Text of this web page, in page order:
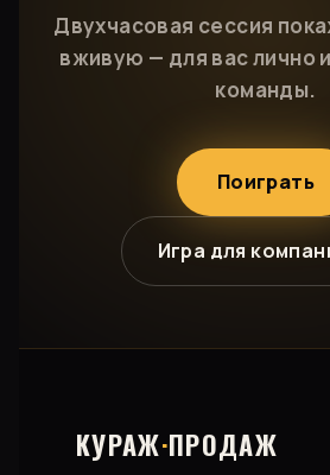
Двухчасовая сессия
вживую — для вас лично
команды.
Поиграть
Игра для
КУРАЖ·ПРОДАЖ